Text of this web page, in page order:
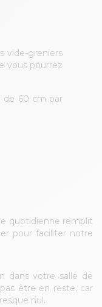
vide-greniers
vous pourrez
de 60 cm par
quotidienne remplit
pour faciliter notre
dans votre salle de
être en reste, car
nul.